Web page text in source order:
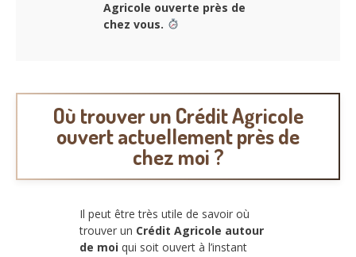
Agricole ouverte près de
chez vous.
Où trouver un Crédit Agricole
ouvert actuellement près de
chez moi ?
Il peut être très utile de savoir où
trouver un Crédit Agricole autour
de moi qui soit ouvert à l’instant